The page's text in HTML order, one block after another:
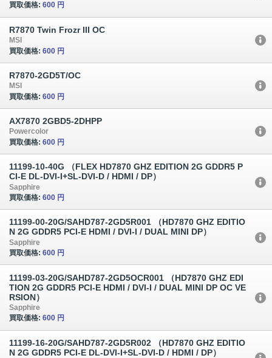
買取価格: 600 円
R7870 Twin Frozr III OC
MSI
買取価格: 600 円
R7870-2GD5T/OC
MSI
買取価格: 600 円
AX7870 2GBD5-2DHPP
Powercolor
買取価格: 600 円
11199-10-40G （FLEX HD7870 GHZ EDITION 2G GDDR5 P
CI-E DL-DVI-I+SL-DVI-D / HDMI / DP）
Sapphire
買取価格: 600 円
11199-00-20G/SAHD787-2GD5R001 （HD7870 GHZ EDITIO
N 2G GDDR5 PCI-E HDMI / DVI-I / DUAL MINI DP）
Sapphire
買取価格: 600 円
11199-03-20G/SAHD787-2GD5OCR001 （HD7870 GHZ EDI
TION 2G GDDR5 PCI-E HDMI / DVI-I / DUAL MINI DP OC VE
RSION）
Sapphire
買取価格: 600 円
11199-16-20G/SAHD787-2GD5R002 （HD7870 GHZ EDITIO
N 2G GDDR5 PCI-E DL-DVI-I+SL-DVI-D / HDMI / DP）